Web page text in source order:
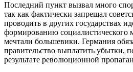
Последний пункт вызвал много
так как фактически запрещал
проводить в других государствах
формированию социалистического
мечтали большевики. Германия
правительство выплатить убытки,
результате революционной